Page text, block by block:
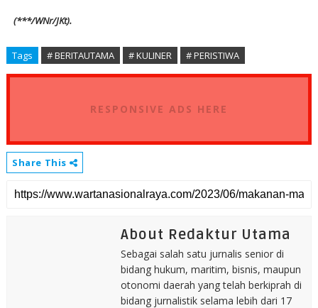
(***/WNr/JKt).
Tags # BERITAUTAMA # KULINER # PERISTIWA
RESPONSIVE ADS HERE
Share This
About Redaktur Utama
Sebagai salah satu jurnalis senior di
bidang hukum, maritim, bisnis, maupun
otonomi daerah yang telah berkiprah di
bidang jurnalistik selama lebih dari 17